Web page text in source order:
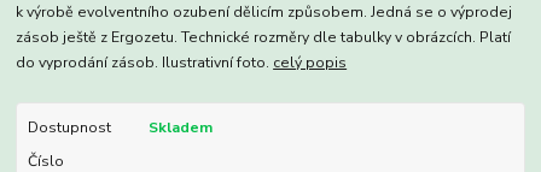
k výrobě evolventního ozubení dělicím způsobem. Jedná se o výprodej
zásob ještě z Ergozetu. Technické rozměry dle tabulky v obrázcích. Platí
do vyprodání zásob. Ilustrativní foto. celý popis
Dostupnost
Skladem
Číslo